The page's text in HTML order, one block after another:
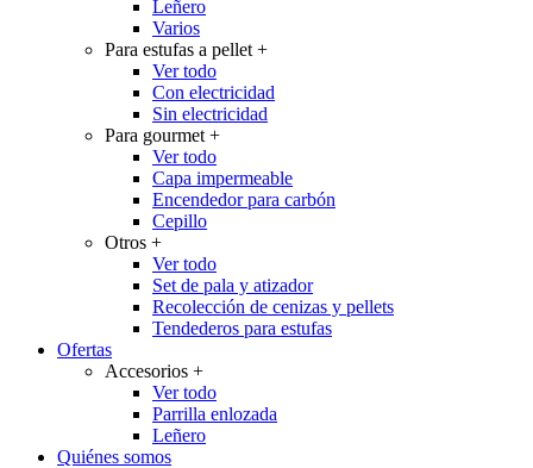
Leñero
Varios
Para estufas a pellet +
Ver todo
Con electricidad
Sin electricidad
Para gourmet +
Ver todo
Capa impermeable
Encendedor para carbón
Cepillo
Otros +
Ver todo
Set de pala y atizador
Recolección de cenizas y pellets
Tendederos para estufas
Ofertas
Accesorios +
Ver todo
Parrilla enlozada
Leñero
Quiénes somos